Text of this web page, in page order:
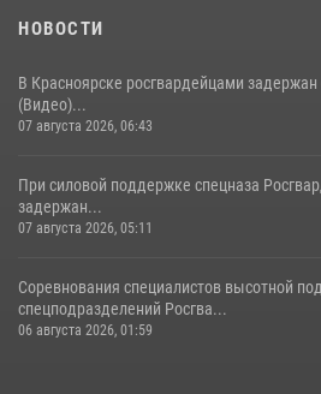
НОВОСТИ
В Красноярске росгвардейцами
(Видео)...
07 августа 2026, 06:43
При силовой поддержке спецназа
задержан...
07 августа 2026, 05:11
Соревнования специалистов высотной
спецподразделений Росгва...
06 августа 2026, 01:59